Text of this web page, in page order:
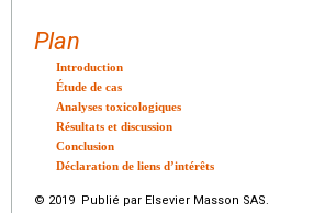
Plan
Introduction
Étude de cas
Analyses toxicologiques
Résultats et discussion
Conclusion
Déclaration de liens d’intérêts
© 2019 Publié par Elsevier Masson SAS.